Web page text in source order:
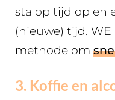
sta op tijd op en
(nieuwe) tijd. WE
methode om
3. Koffie en